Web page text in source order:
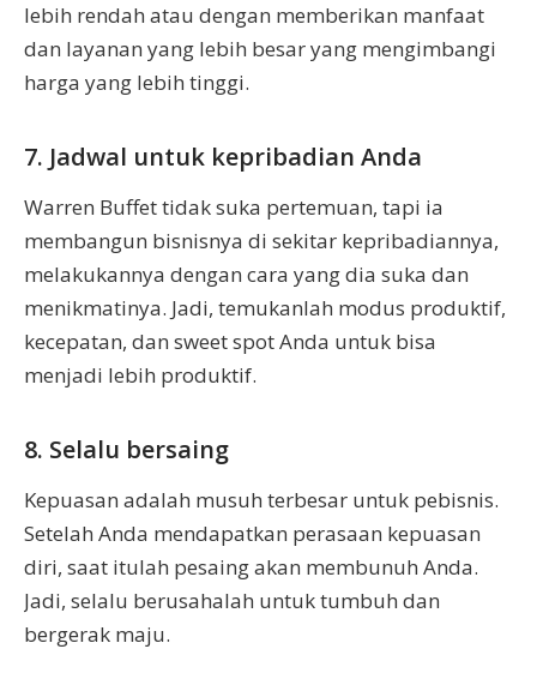
lebih rendah atau dengan memberikan manfaat
dan layanan yang lebih besar yang mengimbangi
harga yang lebih tinggi.
7. Jadwal untuk kepribadian Anda
Warren Buffet tidak suka pertemuan, tapi ia
membangun bisnisnya di sekitar kepribadiannya,
melakukannya dengan cara yang dia suka dan
menikmatinya. Jadi, temukanlah modus produktif,
kecepatan, dan sweet spot Anda untuk bisa
menjadi lebih produktif.
8. Selalu bersaing
Kepuasan adalah musuh terbesar untuk pebisnis.
Setelah Anda mendapatkan perasaan kepuasan
diri, saat itulah pesaing akan membunuh Anda.
Jadi, selalu berusahalah untuk tumbuh dan
bergerak maju.